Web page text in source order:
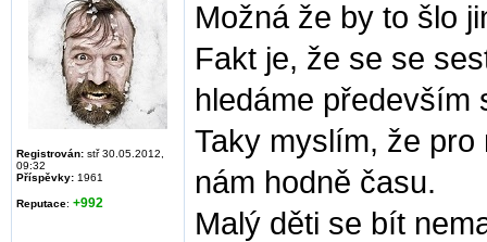
Registrován: stř 30.05.2012,
09:32
Příspěvky: 1961
Reputace: +992
Možná že by to šlo
Fakt je, že se se
hledáme především
Taky myslím, že pro
nám hodně času.
Malý děti se bít